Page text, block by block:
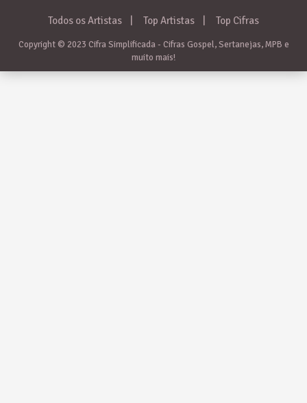
Todos os Artistas Top Artistas Top Cifras
Copyright © 2023 Cifra Simplificada - Cifras Gospel, Sertanejas, MPB e
muito mais!